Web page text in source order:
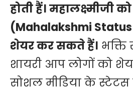
होती हैं। महालक्ष्मीजी
(Mahalakshmi
शेयर कर सकते हैं। भक्ति
शायरी आप लोगों को
सोशल मीडिया के